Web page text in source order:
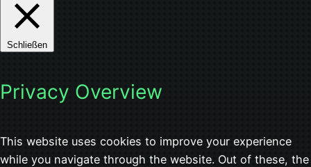
Schließen
Privacy Overview
This website uses cookies to improve your experience
while you navigate through the website. Out of these, the